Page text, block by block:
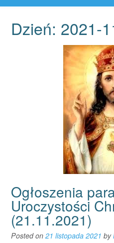
Dzień: 2021-
Ogłoszenia
Uroczystości
(21.11.2021)
Posted on 21 listopada 2021 by